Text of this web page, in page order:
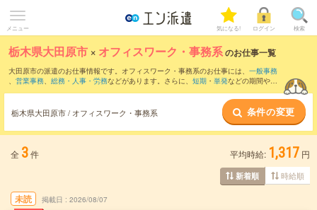
メニュー 気になる! ログイン 検索
栃木県大田原市 × オフィスワーク・事務系のお仕事一覧
大田原市の派遣のお仕事情報です。オフィスワーク・事務系のお仕事には、 一般事務
、 営業事務、 総務・人事・労務などがあります。さらに、 短期 ・ 単発などの期間や、
栃木県大田原市 / オフィスワーク・事務系 条件の変更
全 3件 平均時給: 1,317 円
新着順 時給順
未読 掲載日 2026/08/07